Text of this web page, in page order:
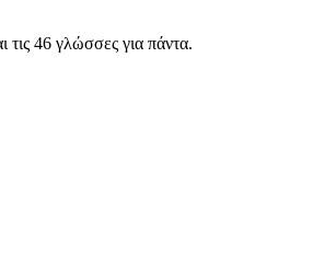
46 γλώσσες για πάντα.